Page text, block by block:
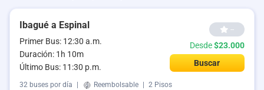
Ibagué a Espinal
Primer Bus: 12:30 a.m.
Duración: 1h 10m
Último Bus: 11:30 p.m.
--
Desde$23.000
Buscar
32 buses por día Reembolsable 2 Pisos